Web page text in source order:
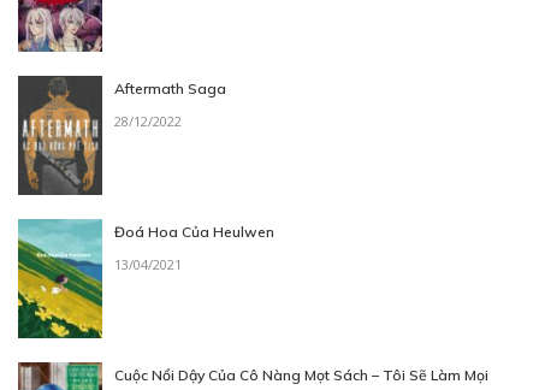
Aftermath Saga
28/12/2022
Đoá Hoa Của Heulwen
13/04/2021
Cuộc Nổi Dậy Của Cô Nàng Mọt Sách – Tôi Sẽ Làm Mọi